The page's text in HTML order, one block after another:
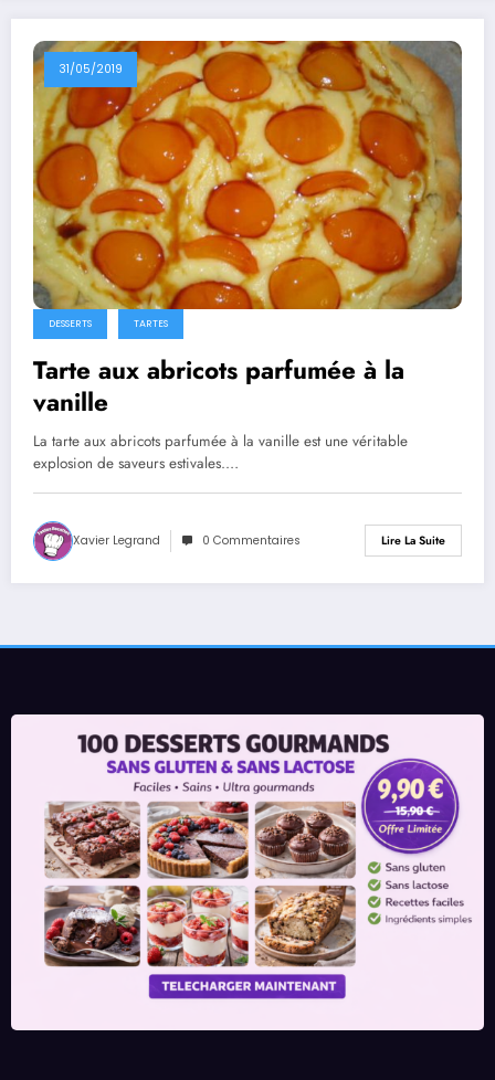
31/05/2019
DESSERTS TARTES
Tarte aux abricots parfumée à la
vanille
La tarte aux abricots parfumée à la vanille est une véritable
explosion de saveurs estivales.…
Xavier Legrand 0 Commentaires Lire La Suite